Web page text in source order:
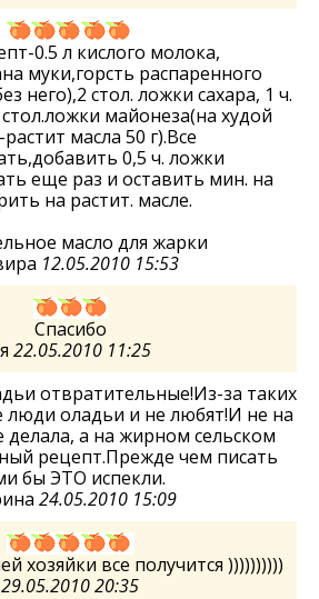
0.5 л кислого молока,
муки,горсть распаренного
него),2 стол. ложки сахара, 1 ч.
майонеза(на худой
масла 50 г).Все
0,5 ч. ложки
еще раз и оставить мин. на
на растит. масле.
масло для жарки
12.05.2010 15:53
Спасибо
22.05.2010 11:25
отвратительные!Из-за таких
люди оладьи и не любят!И не на
а на жирном сельском
рецепт.Прежде чем писать
бы ЭТО испекли.
24.05.2010 15:09
хозяйки все получится ))))))))))
29.05.2010 20:35